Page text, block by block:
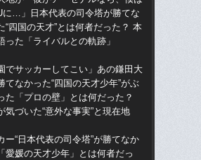
に…」日本代表の司令塔が勝てな
“四国の天才”とは何者だった？ 本
った「ライバルとの軌跡」
でサッカーしてこい」あの鎌田大
てなかった“四国の天才少年”がぶ
た「プロの壁」とは何だった？
気づいた“意外な事実”と現在地
ー“日本代表の司令塔”が勝てなか
愛媛の天才少年」とは何者だっ